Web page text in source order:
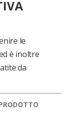
le
è inoltre
da